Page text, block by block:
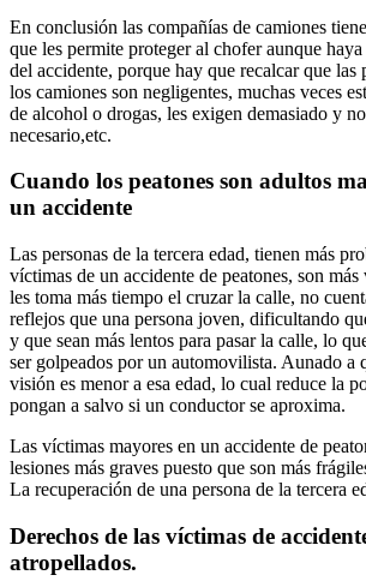
En conclusión las compañías de camiones
que les permite proteger al chofer aunque
del accidente, porque hay que recalcar que las
los camiones son negligentes, muchas veces
de alcohol o drogas, les exigen demasiado y
necesario,etc.
Cuando los peatones son adultos
un accidente
Las personas de la tercera edad, tienen más
víctimas de un accidente de peatones, son
les toma más tiempo el cruzar la calle, no
reflejos que una persona joven, dificultando
y que sean más lentos para pasar la calle, lo
ser golpeados por un automovilista. Aunado a
visión es menor a esa edad, lo cual reduce la
pongan a salvo si un conductor se aproxima.
Las víctimas mayores en un accidente de
lesiones más graves puesto que son más
La recuperación de una persona de la tercera
Derechos de las víctimas de
atropellados.